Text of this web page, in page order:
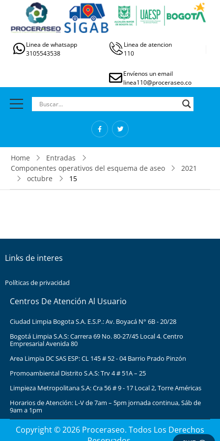
Linea de whatsapp
3105543538
Linea de atencion
110
Envíenos un email
linea110@proceraseo.co
Home
Entradas
Componentes operativos del esquema de aseo
2021
octubre
15
Links de interes
Políticas de privacidad
Centros De Atención Al Usuario
Ciudad Limpia Bogota S.A. E.S.P.: Av. Boyacá N° 6B - 20/28
Bogotá Limpia S.A.S: Carrera 69 No. 80-27/45 Local 4. Centro
Empresarial Avenida 80
Area Limpia DC SAS ESP: CL 145 # 52 - 04 Barrio Prado Pinzón
Promoambiental Distrito S.A.S: Trv 4 # 51A – 25
Limpieza Metropolitana S.A: Cra 56 # 9 - 17 Local 2, Torre Américas
Horarios de Atención: L-V de 7am – 5pm jornada continua, Sáb de
9am a 1pm
Copyright © 2026 Proceraseo. Todos Los Derechos